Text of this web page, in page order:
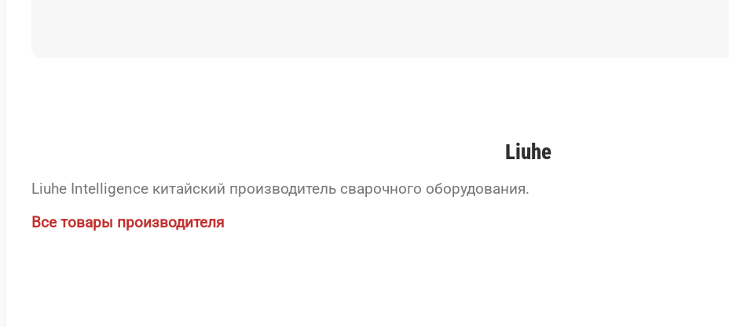
Liuhe
Liuhe Intelligence китайский производитель сварочного оборудования.
Все товары производителя